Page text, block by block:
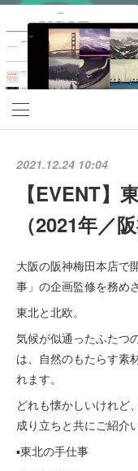
2021.12.24 10:04
【EVENT】
（2021年／
大阪の阪神梅田本店で
事」の企画監修を務め
東北と北欧。
気候が似通ったふたつ
は、自然のもたらす素
れます。
どれも懐かしいけれど
成り立ちと共にご紹介
▪︎東北の手仕事